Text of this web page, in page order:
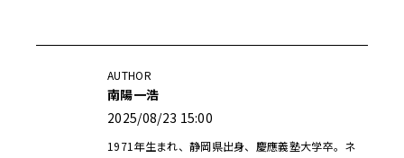
AUTHOR
南陽一浩
2025/08/23 15:00
1971年生まれ、静岡県出身、慶應義塾大学卒。ネ